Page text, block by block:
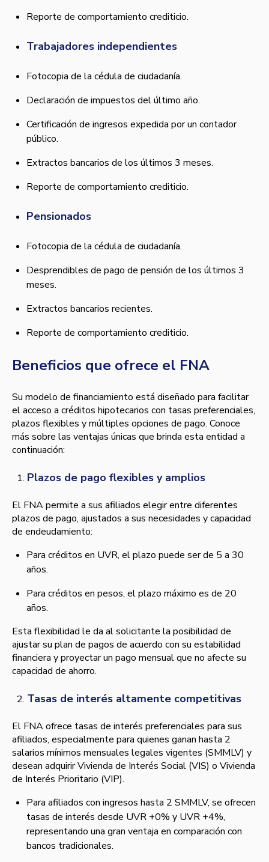
Reporte de comportamiento crediticio.
Trabajadores independientes
Fotocopia de la cédula de ciudadanía.
Declaración de impuestos del último año.
Certificación de ingresos expedida por un contador
público.
Extractos bancarios de los últimos 3 meses.
Reporte de comportamiento crediticio.
Pensionados
Fotocopia de la cédula de ciudadanía.
Desprendibles de pago de pensión de los últimos 3
meses.
Extractos bancarios recientes.
Reporte de comportamiento crediticio.
Beneficios que ofrece el FNA
Su modelo de financiamiento está diseñado para facilitar
el acceso a créditos hipotecarios con tasas preferenciales,
plazos flexibles y múltiples opciones de pago. Conoce
más sobre las ventajas únicas que brinda esta entidad a
continuación:
Plazos de pago flexibles y amplios
El FNA permite a sus afiliados elegir entre diferentes
plazos de pago, ajustados a sus necesidades y capacidad
de endeudamiento:
Para créditos en UVR, el plazo puede ser de 5 a 30
años.
Para créditos en pesos, el plazo máximo es de 20
años.
Esta flexibilidad le da al solicitante la posibilidad de
ajustar su plan de pagos de acuerdo con su estabilidad
financiera y proyectar un pago mensual que no afecte su
capacidad de ahorro.
Tasas de interés altamente competitivas
El FNA ofrece tasas de interés preferenciales para sus
afiliados, especialmente para quienes ganan hasta 2
salarios mínimos mensuales legales vigentes (SMMLV) y
desean adquirir Vivienda de Interés Social (VIS) o Vivienda
de Interés Prioritario (VIP).
Para afiliados con ingresos hasta 2 SMMLV, se ofrecen
tasas de interés desde UVR +0% y UVR +4%,
representando una gran ventaja en comparación con
bancos tradicionales.